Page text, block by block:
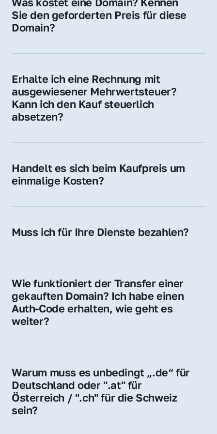
Adressen oder als digitale Investition.
Sie den geforderten Preis für diese
Domain?
Domain liegt ein konkreter Kaufpreis vor –
unverbindliches Angebot.
Erhalte ich eine Rechnung mit
ausgewiesener Mehrwertsteuer?
Kann ich den Kauf steuerlich
absetzen?
Für Unternehmen ist der Kauf in der Regel
Handelt es sich beim Kaufpreis um
einmalige Kosten?
späteren Betrieb der Domain (z. B. beim
Gebühren an. Diese bewegen sich für .de
Muss ich für Ihre Dienste bezahlen?
der Domain – ohne zusätzliche Vermittlungs-
Wie funktioniert der Transfer einer
gekauften Domain? Ich habe einen
Auth-Code erhalten, wie geht es
weiter?
Provider, die Domain zu übernehmen. Gerne
schnellen Prozess.
Warum muss es unbedingt „.de“ für
Deutschland oder ".at" für
Österreich / ".ch" für die Schweiz
sein?